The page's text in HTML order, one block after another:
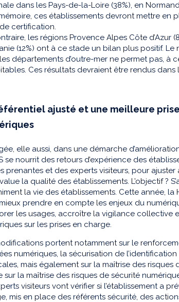
dans les Pays-de-la-Loire (38%), en
ces établissements devront mettre en
certification.
les régions Provence Alpes Côte d’Azur
(12%) ont à ce stade un bilan plus positif.
départements d’outre-mer ne permet pas, à
Ces résultats devraient être rendus dans
ajusté et une meilleure
elle aussi, dans une démarche
se nourrit des retours d’expérience des
prenantes et des experts visiteurs, pour
la qualité des établissements. L’objectif ?
la vie des établissements. Cette année,
prendre en compte les enjeux du
les usages, accroître la vigilance collective
sur les prises en charge.
portent notamment sur le
numériques, la sécurisation de
mais également sur la maîtrise des
sur la maîtrise des risques de sécurité
visiteurs vont vérifier si l’établissement a
mis en place des référents sécurité, des